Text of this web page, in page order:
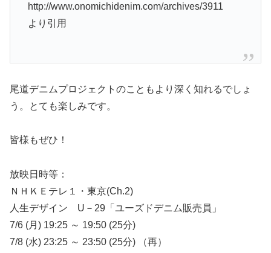
http://www.onomichidenim.com/archives/3911
より引用
尾道デニムプロジェクトのこともより深く知れるでしょ
う。とても楽しみです。
皆様もぜひ！
放映日時等：
ＮＨＫＥテレ１・東京(Ch.2)
人生デザイン U－29「ユーズドデニム販売員」
7/6 (月) 19:25 ～ 19:50 (25分)
7/8 (水) 23:25 ～ 23:50 (25分) （再）